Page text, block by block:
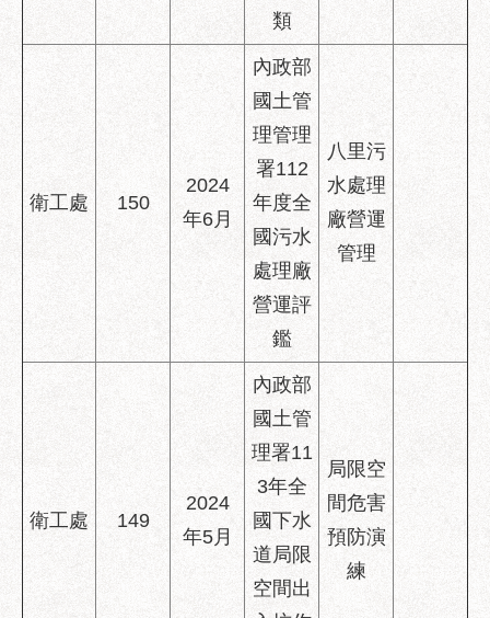
類
衛工處 150
2024
年6月
內政部
國土管
理管理
署112
年度全
國污水
處理廠
營運評
鑑
八里污
水處理
廠營運
管理
衛工處 149
2024
年5月
內政部
國土管
理署11
3年全
國下水
道局限
空間出
局限空
間危害
預防演
練